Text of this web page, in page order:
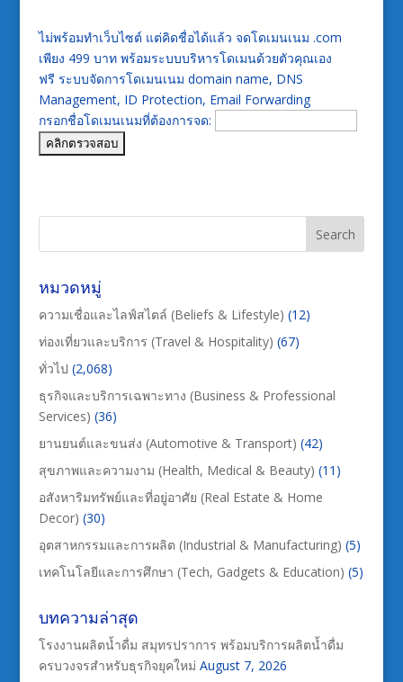
ไม่พร้อมทำเว็บไซต์ แต่คิดชื่อได้แล้ว จดโดเมนเนม .com
เพียง 499 บาท พร้อมระบบบริหารโดเมนด้วยตัวคุณเอง
ฟรี ระบบจัดการโดเมนเนม domain name, DNS
Management, ID Protection, Email Forwarding
กรอกชื่อโดเมนเนมที่ต้องการจด:
หมวดหมู่
ความเชื่อและไลฟ์สไตล์ (Beliefs & Lifestyle) (12)
ท่องเที่ยวและบริการ (Travel & Hospitality) (67)
ทั่วไป (2,068)
ธุรกิจและบริการเฉพาะทาง (Business & Professional
Services) (36)
ยานยนต์และขนส่ง (Automotive & Transport) (42)
สุขภาพและความงาม (Health, Medical & Beauty) (11)
อสังหาริมทรัพย์และที่อยู่อาศัย (Real Estate & Home
Decor) (30)
อุตสาหกรรมและการผลิต (Industrial & Manufacturing) (5)
เทคโนโลยีและการศึกษา (Tech, Gadgets & Education) (5)
บทความล่าสุด
โรงงานผลิตน้ำดื่ม สมุทรปราการ พร้อมบริการผลิตน้ำดื่ม
ครบวงจรสำหรับธุรกิจยุคใหม่ August 7, 2026